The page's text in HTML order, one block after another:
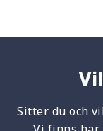
Sitter du och